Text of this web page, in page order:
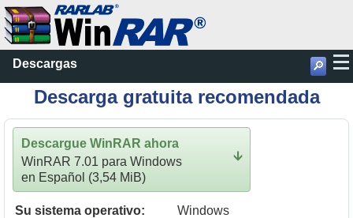
Descargas 🔎
Descarga gratuita recomendada
Descargue WinRAR ahora
WinRAR 7.01 para Windows
en Español (3,54 MiB)
🡫
Su sistema operativo:
Windows